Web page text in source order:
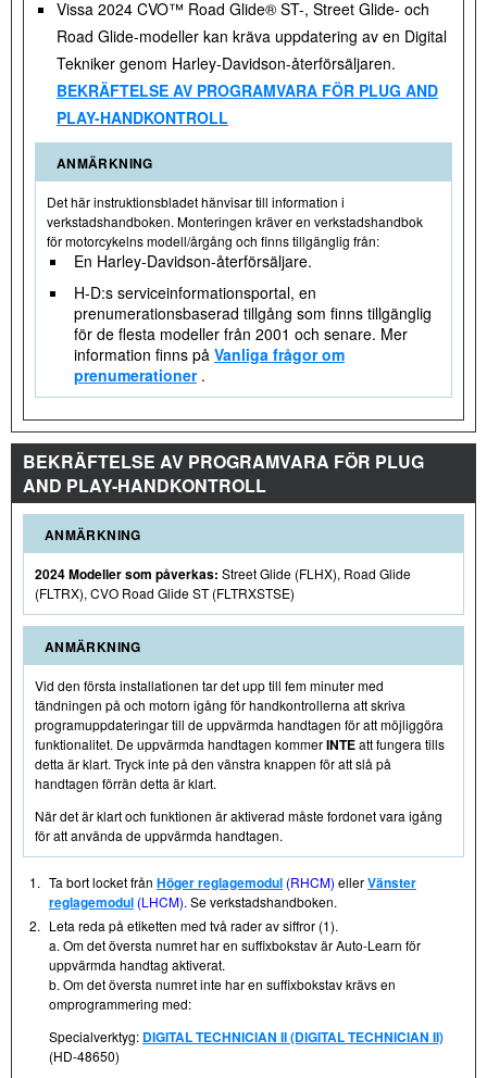
Vissa 2024 CVO™ Road Glide® ST-, Street Glide- och
Road Glide-modeller kan kräva uppdatering av en Digital
Tekniker genom Harley-Davidson-återförsäljaren.
BEKRÄFTELSE AV PROGRAMVARA FÖR PLUG AND
PLAY-HANDKONTROLL
ANMÄRKNING
Det här instruktionsbladet hänvisar till information i
verkstadshandboken. Monteringen kräver en verkstadshandbok
för motorcykelns modell/årgång och finns tillgänglig från:
En Harley-Davidson-återförsäljare.
H-D:s serviceinformationsportal, en
prenumerationsbaserad tillgång som finns tillgänglig
för de flesta modeller från 2001 och senare. Mer
information finns på Vanliga frågor om
prenumerationer.
BEKRÄFTELSE AV PROGRAMVARA FÖR PLUG
AND PLAY-HANDKONTROLL
ANMÄRKNING
2024 Modeller som påverkas: Street Glide (FLHX), Road Glide
(FLTRX), CVO Road Glide ST (FLTRXSTSE)
ANMÄRKNING
Vid den första installationen tar det upp till fem minuter med
tändningen på och motorn igång för handkontrollerna att skriva
programuppdateringar till de uppvärmda handtagen för att möjliggöra
funktionalitet. De uppvärmda handtagen kommerINTEatt fungera tills
detta är klart. Tryck inte på den vänstra knappen för att slå på
handtagen förrän detta är klart.
När det är klart och funktionen är aktiverad måste fordonet vara igång
för att använda de uppvärmda handtagen.
1. Ta bort locket från Höger reglagemodul (RHCM) ellerVänster
reglagemodul (LHCM). Se verkstadshandboken.
2. Leta reda på etiketten med två rader av siffror (1).
a. Om det översta numret har en suffixbokstav är Auto-Learn för
uppvärmda handtag aktiverat.
b. Om det översta numret inte har en suffixbokstav krävs en
omprogrammering med:
Specialverktyg: DIGITAL TECHNICIAN II (DIGITAL TECHNICIAN II)
(HD-48650)